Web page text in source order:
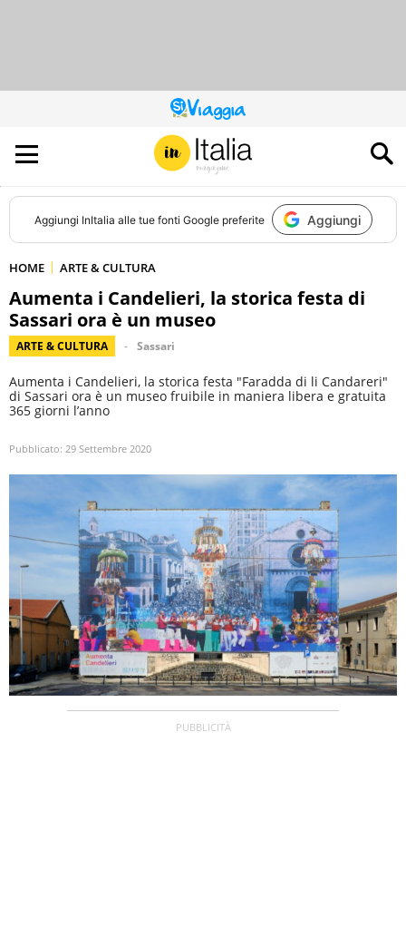
QUESTO
SITO
CONTRIBUISCE
ALL’AUDIENCE
DI
Aggiungi InItalia alle tue fonti Google preferite Aggiungi
HOME ARTE & CULTURA
Aumenta i Candelieri, la storica festa di
Sassari ora è un museo
ARTE & CULTURA Sassari
Aumenta i Candelieri, la storica festa "Faradda di li Candareri"
di Sassari ora è un museo fruibile in maniera libera e gratuita
365 giorni l’anno
Pubblicato: 29 Settembre 2020